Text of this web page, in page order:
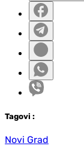
Tagovi :
Novi Grad